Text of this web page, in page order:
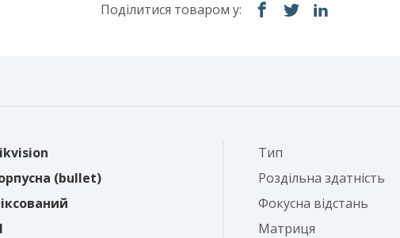
Поділитися товаром у:
Тип
(bullet)
Роздільна здатність
Фокусна відстань
Матриця